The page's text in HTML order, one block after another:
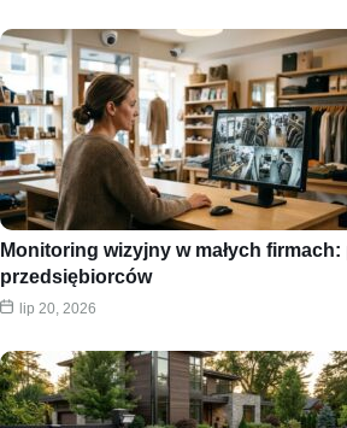
Monitoring wizyjny w małych
przedsiębiorców
lip 20, 2026